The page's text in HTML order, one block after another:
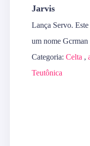
Jarvis
Lança Servo.
um nome
Categoria: Celta ,
Teutônica